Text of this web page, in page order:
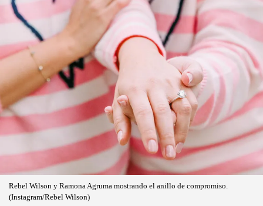
Rebel Wilson y Ramona Agruma mostrando el anillo de compromiso.
(Instagram/Rebel Wilson)